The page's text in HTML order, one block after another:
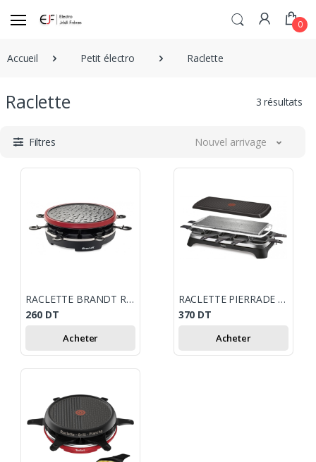
0
Accueil Petit électro Raclette
Raclette 3 résultats
Filtres Nouvel arrivage
RACLETTE BRANDT RAC800MG2 / 900W
260 DT
Acheter
RACLETTE PIERRADE TEFAL 3 EN 1
370 DT
Acheter